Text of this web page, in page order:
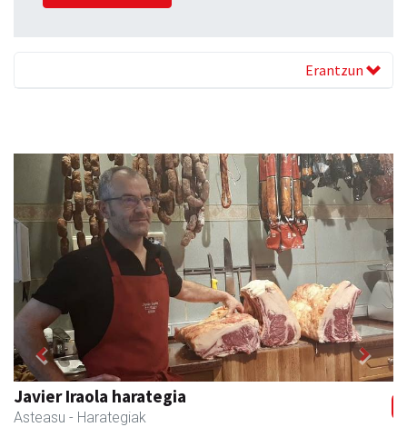
Erantzun
Txortu mekanizaketa eta muntaketa
Asteasu - Mekanizatuak
Previous Next